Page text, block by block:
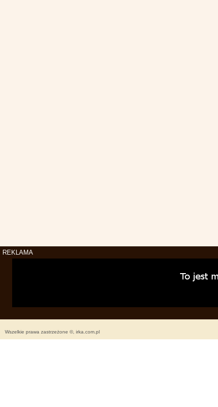
REKLAMA
Wszelkie prawa zastrzeżone ©, irka.com.pl